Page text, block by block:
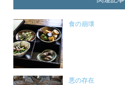
食の崩壊
悪の存在